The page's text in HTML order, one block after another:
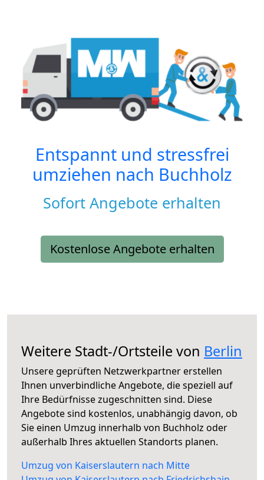
Entspannt und stressfrei
umziehen nach Buchholz
Sofort Angebote erhalten
Kostenlose Angebote erhalten
Weitere Stadt-/Ortsteile von Berlin
Unsere geprüften Netzwerkpartner erstellen
Ihnen unverbindliche Angebote, die speziell auf
Ihre Bedürfnisse zugeschnitten sind. Diese
Angebote sind kostenlos, unabhängig davon, ob
Sie einen Umzug innerhalb von Buchholz oder
außerhalb Ihres aktuellen Standorts planen.
Umzug von Kaiserslautern nach Mitte